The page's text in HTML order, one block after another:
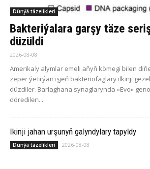
Dünýä täzelikleri
Bakteriýalara garşy täze
düzüldi
2026-08-08
Amerikaly alymlar emeli aňyň kömegi bilen
zeper ýetirýän işjeň bakteriofaglary ilkinji
düzdiler. Barlaghana synaglarynda «Evo»
döredilen...
Ikinji jahan urşunyň galyndylary tapyldy
Dünýä täzelikleri 2026-08-08